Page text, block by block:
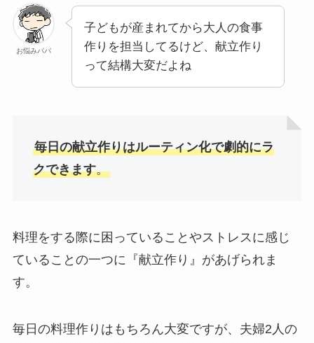
お悩みパパ
子どもが産まれてから大人の食事
作りを担当してるけど、献立作り
って結構大変だよね
毎日の献立作りはルーティン化で劇的にラ
クできます。
料理をする際に困っていることやストレスに感じ
ていることの一つに『献立作り』があげられま
す。
毎日の料理作りはもちろん大変ですが、夫婦2人の